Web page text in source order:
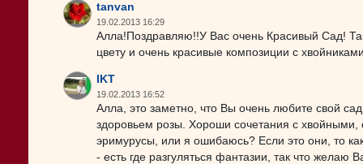
tanvan
19.02.2013 16:29
Алла!Поздравляю!!У Вас очень Красивый Сад!
цвету и очень красивые композиции с
IKT
19.02.2013 16:52
Алла, это заметно, что Вы очень любите свой
здоровьем розы. Хороши сочетания с хвойными,
эримурусы, или я ошибаюсь? Если это они, то
- есть где разгуляться фантазии, так что